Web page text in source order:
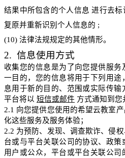
结果中所包含的个人信息 进行去标
复原并重新识别个人信息的 ;
(10) 法律法规规定的其他情形。
2. 信息使用方式
收集您的信息是为了向您提供服
一目的，您的信息将用于下列用
息用于新的目的、范围或实际传输
平台将以 短信或邮件 方式通知到您
2.1 向您提供您使用的希望云教室
化这些服务及服务体验；
2.2 为预防、发现、调查欺诈、侵
台或与平台关联公司的协议、政
用户或公众，平台或平台关联公